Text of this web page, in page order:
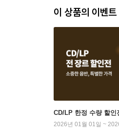
이 상품의 이벤트
CD/LP 한정 수량 할인
2026년 01월 01일 ~